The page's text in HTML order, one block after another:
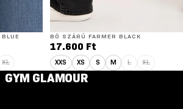
XL
BŐ SZÁRÚ FARMER BLACK
17.600 Ft
XXS XS S M L XL
GYM GLAMOUR